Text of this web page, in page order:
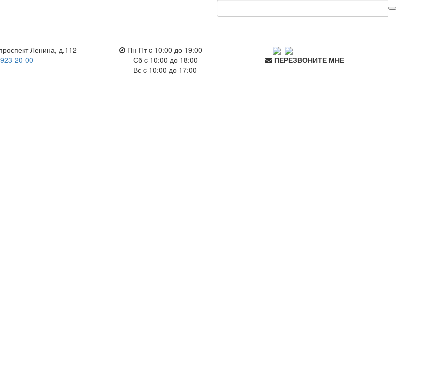
Ленина, д.112
20-00
Пн-Пт c 10:00 до 19:00
Сб c 10:00 до 18:00
Вс c 10:00 до 17:00
ПЕРЕЗВОНИТЕ МНЕ